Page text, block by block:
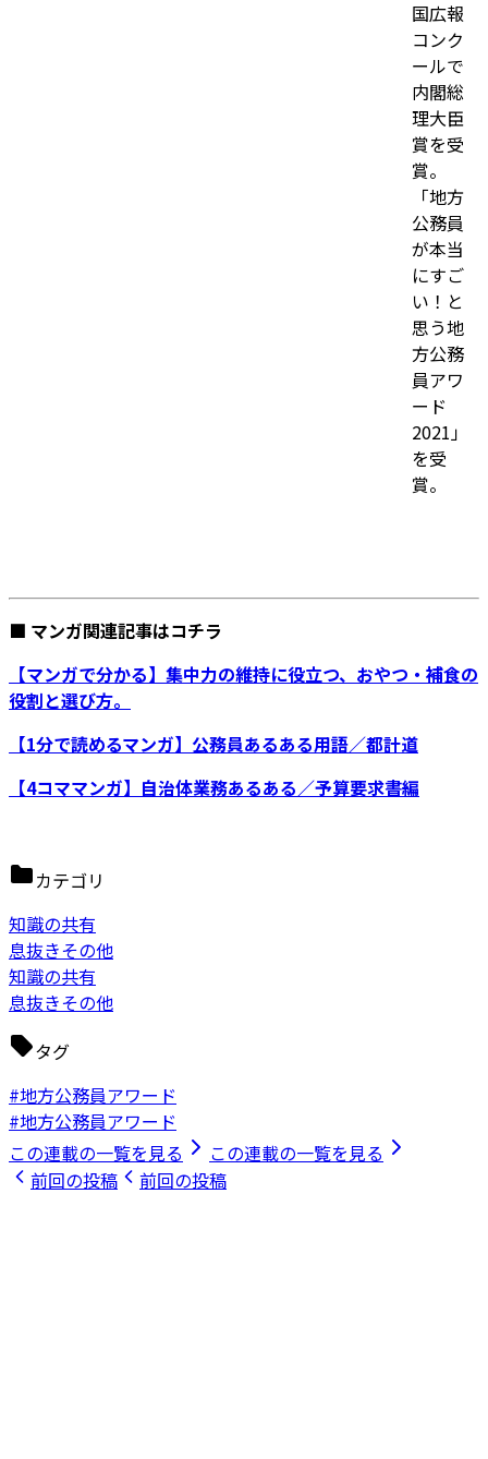
国広報
コンク
ールで
内閣総
理大臣
賞を受
賞。
「地方
公務員
が本当
にすご
い！と
思う地
方公務
員アワ
ード
2021」
を受
賞。
■ マンガ関連記事はコチラ
【マンガで分かる】集中力の維持に役立つ、おやつ・補食の
役割と選び方。
【1分で読めるマンガ】公務員あるある用語／都計道
【4コママンガ】自治体業務あるある／予算要求書編
カテゴリ
知識の共有
息抜きその他
知識の共有
息抜きその他
タグ
#地方公務員アワード
#地方公務員アワード
この連載の一覧を見る
この連載の一覧を見る
前回の投稿
前回の投稿